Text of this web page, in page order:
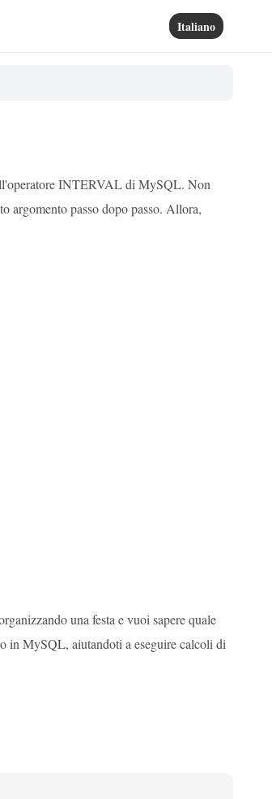
Italiano
INTERVAL di MySQL. Non
argomento passo dopo passo. Allora,
una festa e vuoi sapere quale
in MySQL, aiutandoti a eseguire calcoli di